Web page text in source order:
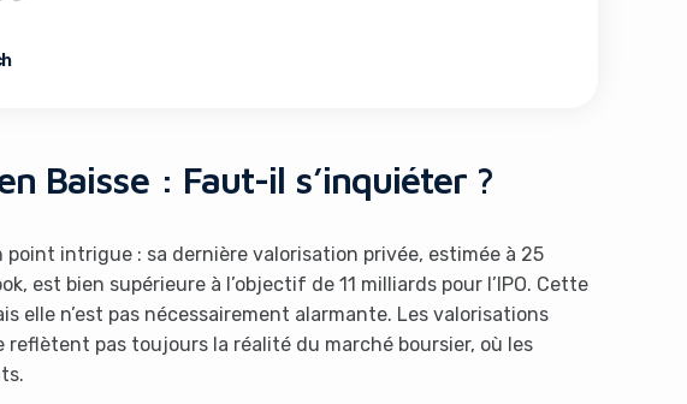
Baisse : Faut-il s’inquiéter ?
intrigue : sa dernière valorisation privée, estimée à 25
est bien supérieure à l’objectif de 11 milliards pour l’IPO. Cette
elle n’est pas nécessairement alarmante. Les valorisations
reflètent pas toujours la réalité du marché boursier, où les